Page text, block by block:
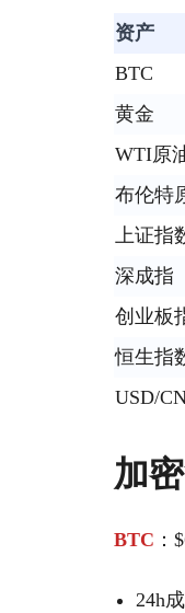
资产
BTC
黄金
WTI原
布伦特
上证指
深成指
创业板
恒生指
USD/
加
BTC ：
24h